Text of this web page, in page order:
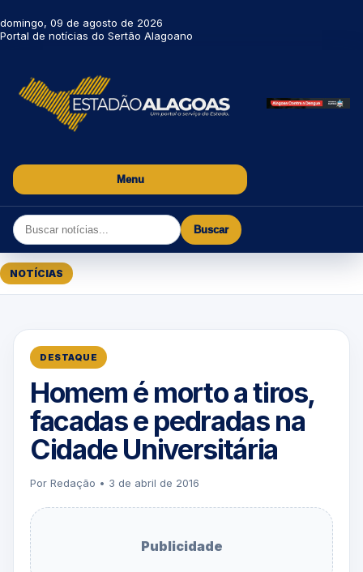
domingo, 09 de agosto de 2026
Portal de notícias do Sertão Alagoano
Menu
Buscar
NOTÍCIAS
DESTAQUE
Homem é morto a tiros,
facadas e pedradas na
Cidade Universitária
Por Redação • 3 de abril de 2016
Publicidade